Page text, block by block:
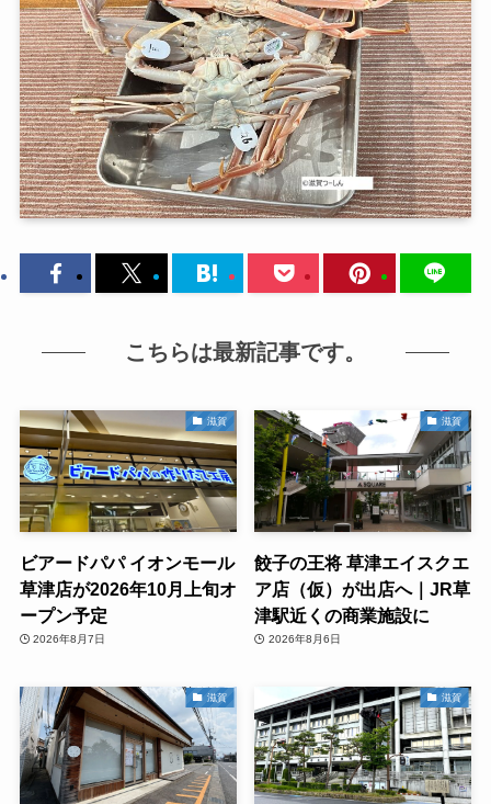
こちらは最新記事です。
滋賀
ビアードパパ イオンモール
草津店が2026年10月上旬オ
ープン予定
2026年8月7日
滋賀
餃子の王将 草津エイスクエ
ア店（仮）が出店へ｜JR草
津駅近くの商業施設に
2026年8月6日
滋賀 滋賀